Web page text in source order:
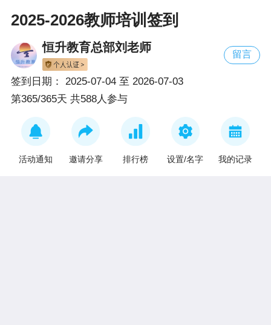
2025-2026教师培训签到
恒升教育总部刘老师
留言
签到日期： 2025-07-04至 2026-07-03
第365/365天 共588人参与
活动通知 邀请分享 排行榜 设置/名字 我的记录